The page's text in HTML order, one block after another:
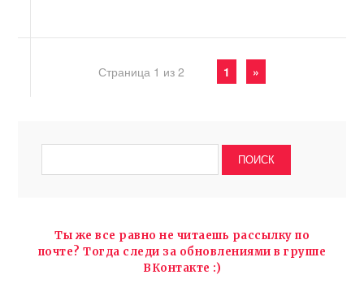
Страница 1 из 2 1 »
Ты же все равно не читаешь рассылку по
почте? Тогда следи за обновлениями в группе
ВКонтакте :)